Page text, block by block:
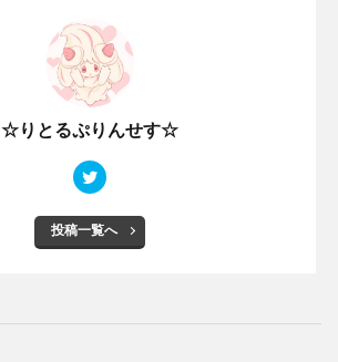
☆りとるぷりんせす☆
投稿一覧へ